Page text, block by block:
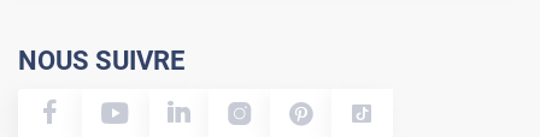
NOUS SUIVRE